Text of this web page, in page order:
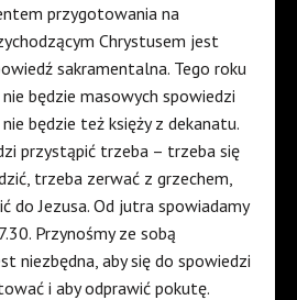
przygotowania na
Chrystusem jest
sakramentalna. Tego roku
będzie masowych spowiedzi
będzie też księży z dekanatu.
przystąpić trzeba – trzeba się
trzeba zerwać z grzechem,
do Jezusa. Od jutra spowiadamy
Przynośmy ze sobą
niezbędna, aby się do spowiedzi
i aby odprawić pokutę.